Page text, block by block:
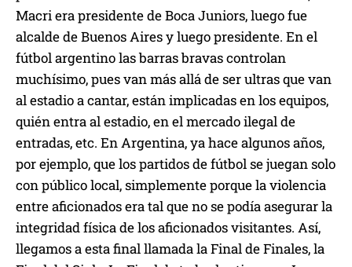
Macri era presidente de Boca Juniors, luego fue
alcalde de Buenos Aires y luego presidente. En el
fútbol argentino las barras bravas controlan
muchísimo, pues van más allá de ser ultras que van
al estadio a cantar, están implicadas en los equipos,
quién entra al estadio, en el mercado ilegal de
entradas, etc. En Argentina, ya hace algunos años,
por ejemplo, que los partidos de fútbol se juegan solo
con público local, simplemente porque la violencia
entre aficionados era tal que no se podía asegurar la
integridad física de los aficionados visitantes. Así,
llegamos a esta final llamada la Final de Finales, la